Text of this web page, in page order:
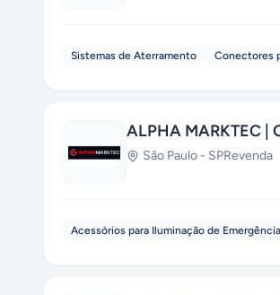
Sistemas de Aterramento Conectores
ALPHA MARKTEC |
São Paulo - SPRevenda
Acessórios para Iluminação de Emergência